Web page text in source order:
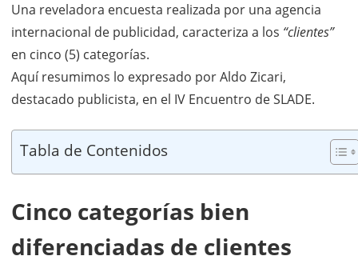
Una reveladora encuesta realizada por una agencia
internacional de publicidad, caracteriza a los “clientes”
en cinco (5) categorías.
Aquí resumimos lo expresado por Aldo Zicari,
destacado publicista, en el IV Encuentro de SLADE.
Tabla de Contenidos
Cinco categorías bien
diferenciadas de clientes